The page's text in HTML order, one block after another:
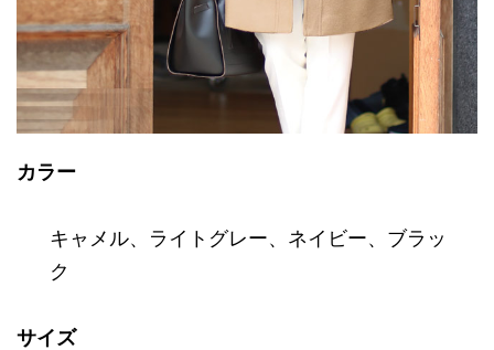
カラー
キャメル、 ライトグレー、 ネイビー、 ブラッ
ク
サイズ